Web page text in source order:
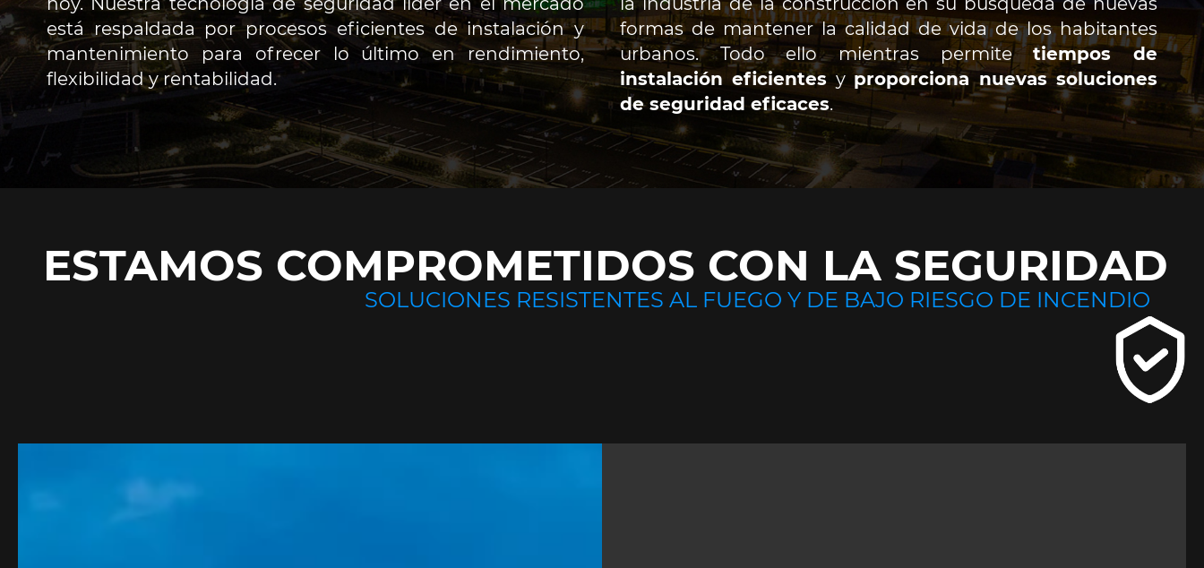
está respaldada por procesos eficientes de instalación y
mantenimiento para ofrecer lo último en rendimiento,
flexibilidad y rentabilidad.
formas de mantener la calidad de vida de los habitantes
urbanos. Todo ello mientras permitetiempos de
instalación eficientes yproporciona nuevas soluciones
de seguridad eficaces.
ESTAMOS COMPROMETIDOS CON LA SEGURIDAD
SOLUCIONES RESISTENTES AL FUEGO Y DE BAJO RIESGO DE INCENDIO